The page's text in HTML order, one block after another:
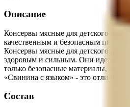
Описание
Консервы мясные для детского
качественным и безопасным
Консервы мясные для детского
здоровым и сильным. Они идеально
только безопасные материалы,
«Свинина с языком» - это отличный
Состав